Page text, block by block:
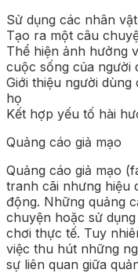
Sử dụng các nhân
Tạo ra một câu
Thể hiện ảnh hưởng
cuộc sống của người
Giới thiệu người
họ
Kết hợp yếu tố hài
Quảng cáo giả mạo
Quảng cáo giả mạo
tranh cãi nhưng hiệu
động. Những quảng
chuyện hoặc sử
chơi thực tế. Tuy
việc thu hút những
sự liên quan giữa